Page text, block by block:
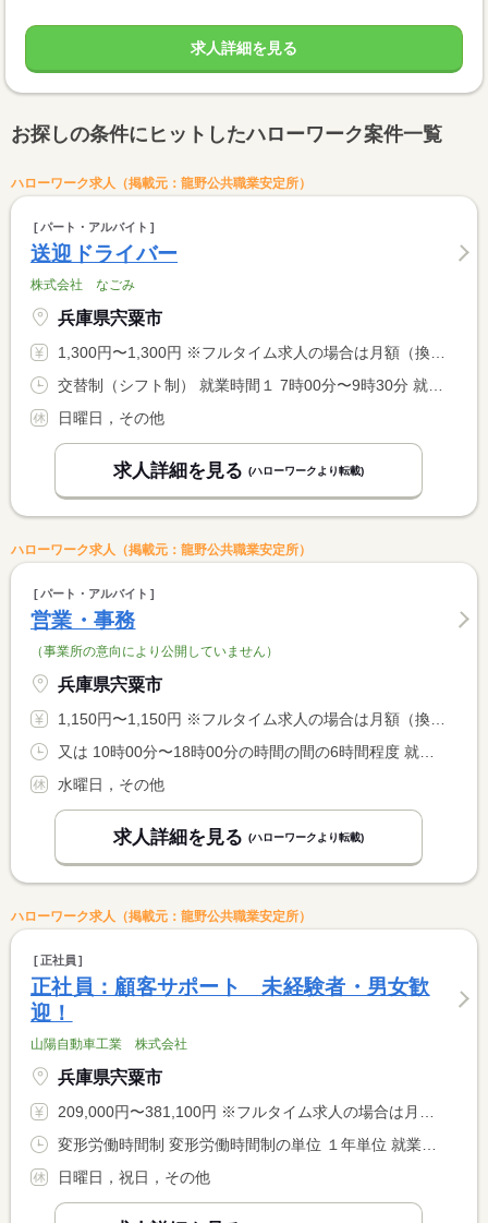
求人詳細を見る
お探しの条件にヒットしたハローワーク案件一覧
ハローワーク求人（掲載元：龍野公共職業安定所）
パート・アルバイト
送迎ドライバー
株式会社 なごみ
兵庫県宍粟市
1,300円〜1,300円 ※フルタイム求人の場合は月額（換算額）、パート求人の場合は時間額を表示しています。
日曜日，その他
求人詳細を見る (ハローワークより転載)
ハローワーク求人（掲載元：龍野公共職業安定所）
パート・アルバイト
営業・事務
（事業所の意向により公開していません）
兵庫県宍粟市
1,150円〜1,150円 ※フルタイム求人の場合は月額（換算額）、パート求人の場合は時間額を表示しています。
水曜日，その他
求人詳細を見る (ハローワークより転載)
ハローワーク求人（掲載元：龍野公共職業安定所）
正社員
正社員：顧客サポート 未経験者・男女歓
迎！
山陽自動車工業 株式会社
兵庫県宍粟市
209,000円〜381,100円 ※フルタイム求人の場合は月額（換算額）、パート求人の場合は時間額を表示しています。
日曜日，祝日，その他